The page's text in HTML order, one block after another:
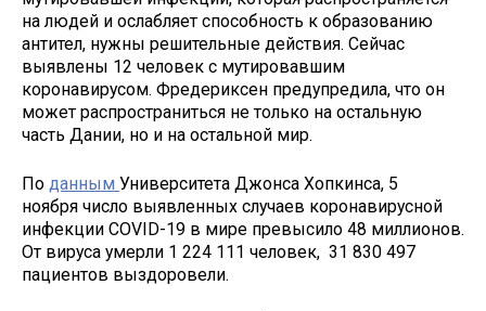
на людей и ослабляет способность к образованию
антител, нужны решительные действия. Сейчас
выявлены 12 человек с мутировавшим
коронавирусом. Фредериксен предупредила, что он
может распространиться не только на остальную
часть Дании, но и на остальной мир.
По данным Университета Джонса Хопкинса, 5
ноября число выявленных случаев коронавирусной
инфекции COVID-19 в мире превысило 48 миллионов.
От вируса умерли 1 224 111 человек, 31 830 497
пациентов выздоровели.